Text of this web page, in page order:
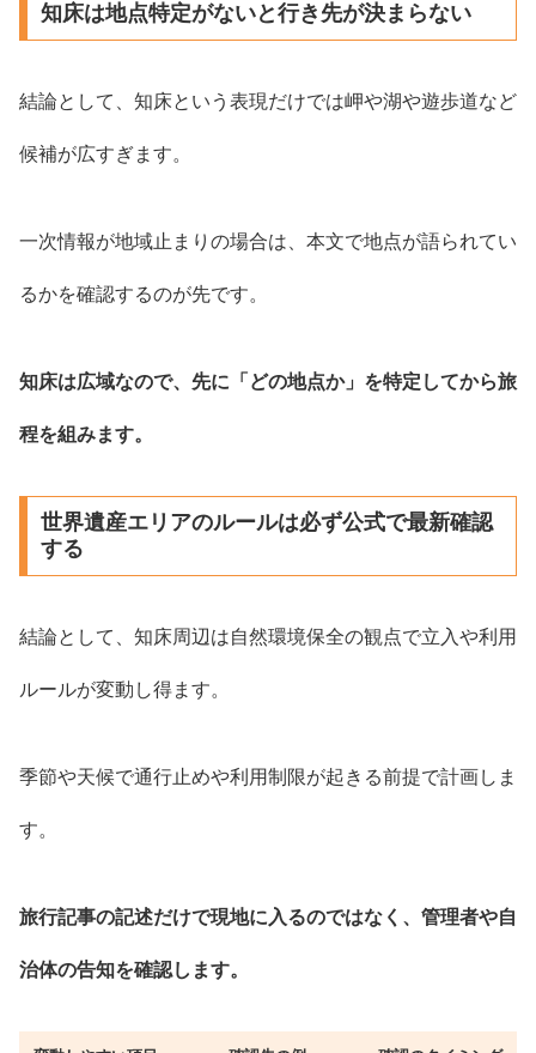
知床は地点特定がないと行き先が決まらない
結論として、知床という表現だけでは岬や湖や遊歩道など
候補が広すぎます。
一次情報が地域止まりの場合は、本文で地点が語られてい
るかを確認するのが先です。
知床は広域なので、先に「どの地点か」を特定してから旅
程を組みます。
世界遺産エリアのルールは必ず公式で最新確認
する
結論として、知床周辺は自然環境保全の観点で立入や利用
ルールが変動し得ます。
季節や天候で通行止めや利用制限が起きる前提で計画しま
す。
旅行記事の記述だけで現地に入るのではなく、管理者や自
治体の告知を確認します。